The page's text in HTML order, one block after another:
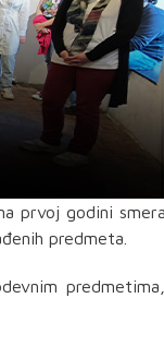
prvoj godini smera
predmeta.
predmetima,